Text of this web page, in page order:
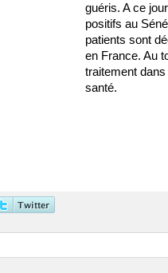
guéris. A ce
positifs au
patients sont
en France. Au
traitement
santé.